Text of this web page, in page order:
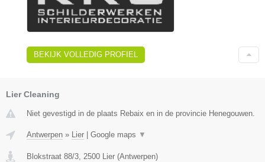
BEKIJK VOLLEDIG PROFIEL
Lier Cleaning
Niet gevestigd in de plaats Rebaix en in de provincie Henegouwen.
Antwerpen » Lier Google maps ▼
Blokstraat 88/3, 2500 Lier (Antwerpen)